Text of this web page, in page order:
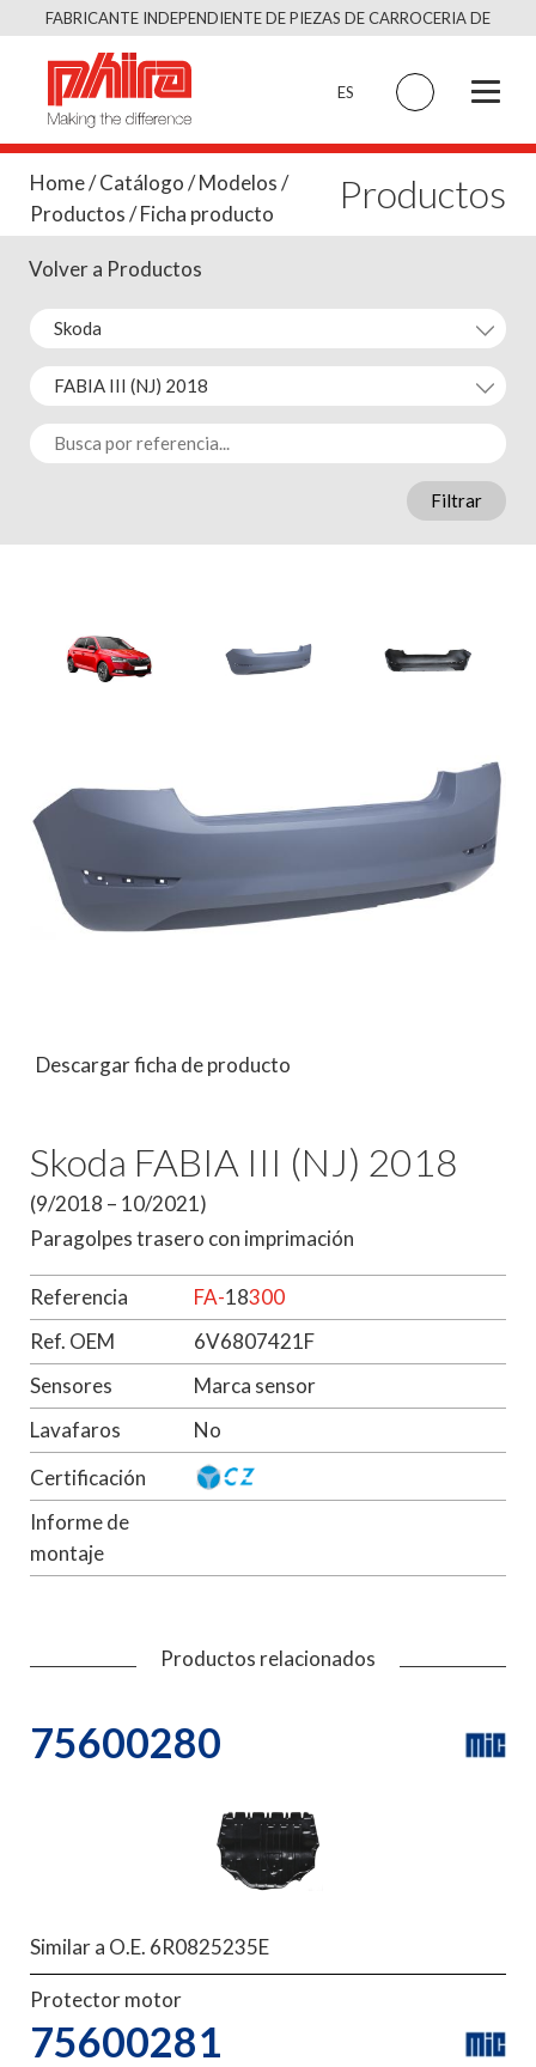
Saltar
FABRICANTE INDEPENDIENTE DE PIEZAS DE CARROCERIA DE
CALIDAD EQUIVALENTE AL ORIGINAL
ES
Home/Catálogo/Modelos/
Productos/ Ficha producto Productos
Volver a Productos
Filtrar
Descargar ficha de producto
Skoda FABIA III (NJ) 2018
(9/2018 – 10/2021)
Paragolpes trasero con imprimación
Referencia FA-18300
Ref. OEM
6V6807421F
Sensores
Marca sensor
Lavafaros
No
Certificación
Informe de
montaje
Productos relacionados
75600280
Similar a O.E. 6R0825235E
Protector motor
75600281